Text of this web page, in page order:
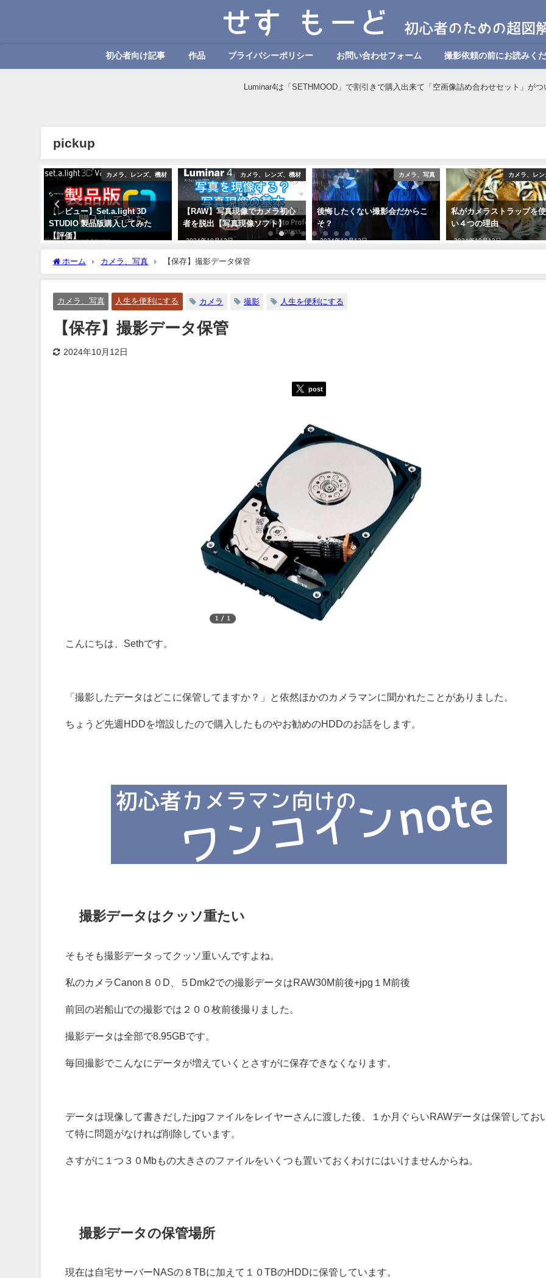
初心者向け記事 作品 プライバシーポリシー お問い合わせフォーム 撮影依頼の前にお読みく
Luminar4は「SETHMOOD」で割引きで購入出来て「空画像詰め合わせセット」がつ
pickup
カメラ、レンズ、機材
【レビュー】Set.a.light 3D
STUDIO 製品版購入してみた
【評価】
カメラ、レンズ、機材
【RAW】写真現像でカメラ初心
者を脱出【写真現像ソフト】
2024年10月12日
カメラ、写真
後悔したくない撮影会だからこ
そ？
2024年10月12日
カメラ、レ
私がカメラストラップを
い４つの理由
2024年10月12日
ホーム カメラ、写真 【保存】撮影データ保管
カメラ、写真 人生を便利にする カメラ 撮影 人生を便利にする
【保存】撮影データ保管
2024年10月12日
post
こんにちは、Sethです。
「撮影したデータはどこに保管してますか？」と依然ほかのカメラマンに聞かれたことがありました。
ちょうど先週HDDを増設したので購入したものやお勧めのHDDのお話をします。
撮影データはクッソ重たい
そもそも撮影データってクッソ重いんですよね。
私のカメラCanon８０D、５Dmk2での撮影データはRAW30M前後+jpg１M前後
前回の岩船山での撮影では２００枚前後撮りました。
撮影データは全部で8.95GBです。
毎回撮影でこんなにデータが増えていくとさすがに保存できなくなります。
データは現像して書きだしたjpgファイルをレイヤーさんに渡した後、１か月ぐらいRAWデータは保管してお
て特に問題がなければ削除しています。
さすがに１つ３０Mbもの大きさのファイルをいくつも置いておくわけにはいけませんからね。
撮影データの保管場所
現在は自宅サーバーNASの８TBに加えて１０TBのHDDに保管しています。